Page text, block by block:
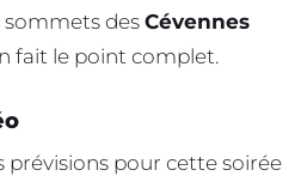
sommets des Cévennes
fait le point complet.
prévisions pour cette soirée